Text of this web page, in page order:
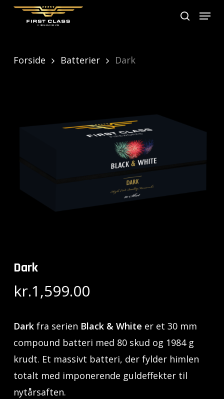
Skip
content
search
Menu
Forside Batterier Dark
Dark
kr.1,599.00
Darkfra serien Black & White er et 30 mm
compound batteri med 80 skud og 1984 g
krudt. Et massivt batteri, der fylder himlen
totalt med imponerende guldeffekter til
nytårsaften.